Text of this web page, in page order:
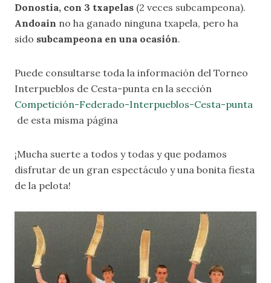
Donostia, con 3 txapelas (2 veces subcampeona).
Andoain no ha ganado ninguna txapela, pero ha
sido subcampeona en una ocasión.
Puede consultarse toda la información del Torneo
Interpueblos de Cesta-punta en la sección
Competición-Federado-Interpueblos-Cesta-punta
de esta misma página
¡Mucha suerte a todos y todas y que podamos
disfrutar de un gran espectáculo y una bonita fiesta
de la pelota!